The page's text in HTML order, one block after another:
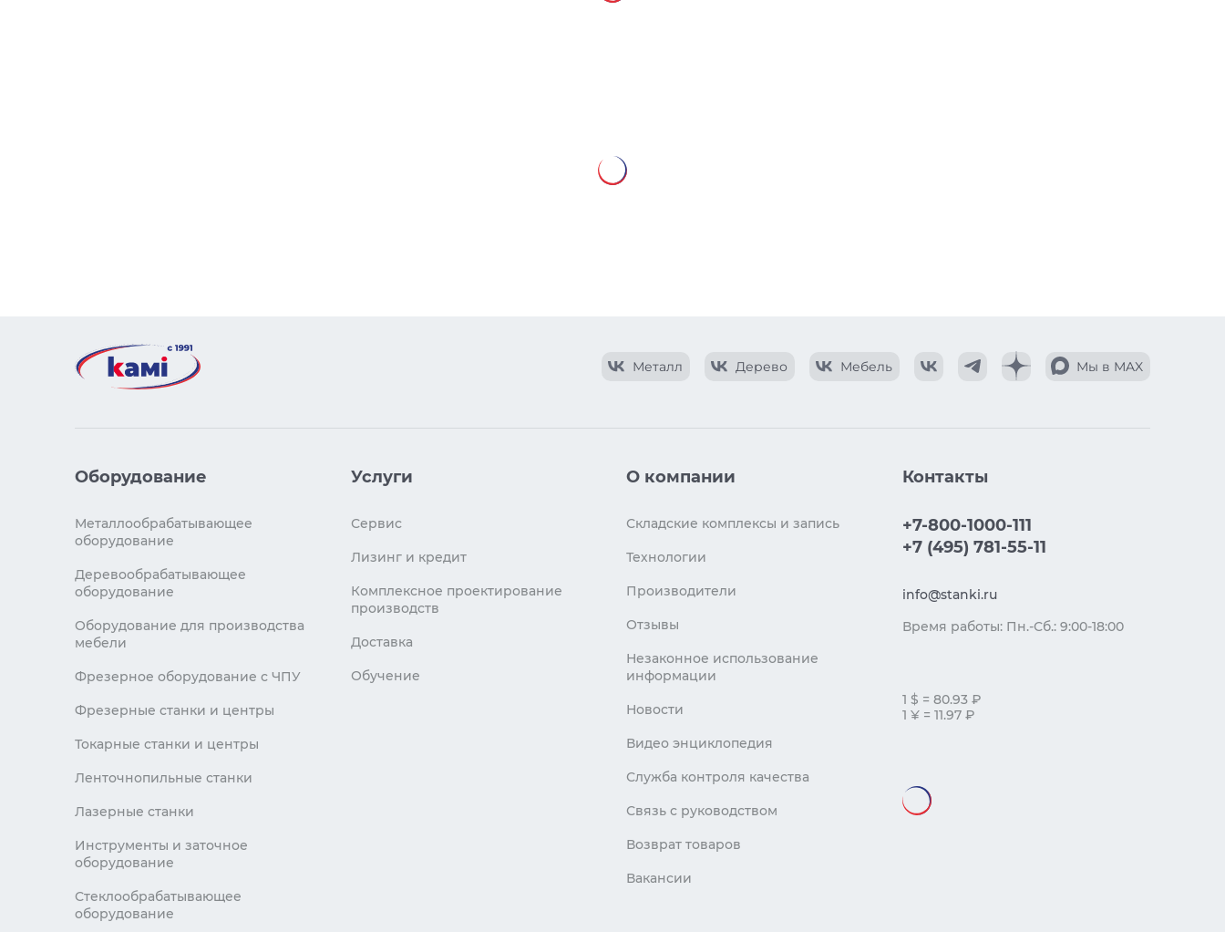
Металл Дерево Мебель Мы в MAX
Оборудование
Металлообрабатывающее
оборудование
Деревообрабатывающее
оборудование
Оборудование для производства
мебели
Фрезерное оборудование с ЧПУ
Фрезерные станки и центры
Токарные станки и центры
Ленточнопильные станки
Лазерные станки
Инструменты и заточное
оборудование
Стеклообрабатывающее
оборудование
Услуги
Сервис
Лизинг и кредит
Комплексное проектирование
производств
Доставка
Обучение
О компании
Складские комплексы и запись
Технологии
Производители
Отзывы
Незаконное использование
информации
Новости
Видео энциклопедия
Служба контроля качества
Связь с руководством
Возврат товаров
Вакансии
Контакты
+7-800-1000-111
+7 (495) 781-55-11
info@stanki.ru
Время работы: Пн.-Сб.: 9:00-18:00
1 $ = 80.93 ₽
1 ¥ = 11.97 ₽